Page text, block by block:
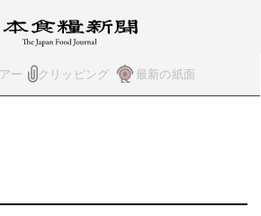
ー クリッピング 最新の紙面